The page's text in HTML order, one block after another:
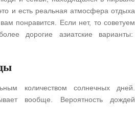
и есть реальная атмосфера отдыха
понравится. Если нет, то советуем
дорогие азиатские варианты:
количеством солнечных дней.
вообще. Вероятность дождей